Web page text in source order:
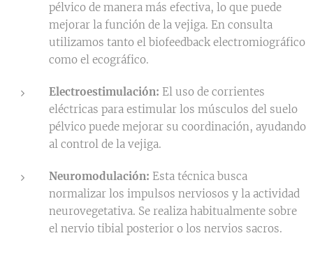
pélvico de manera más efectiva, lo que puede
mejorar la función de la vejiga. En consulta
utilizamos tanto el biofeedback electromiográfico
como el ecográfico.
Electroestimulación: El uso de corrientes
eléctricas para estimular los músculos del suelo
pélvico puede mejorar su coordinación, ayudando
al control de la vejiga.
Neuromodulación: Esta técnica busca
normalizar los impulsos nerviosos y la actividad
neurovegetativa. Se realiza habitualmente sobre
el nervio tibial posterior o los nervios sacros.